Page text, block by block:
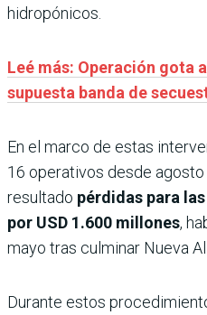
hidropónicos.
Leé más: Operación gota
supuesta banda de
En el marco de estas
16 operativos desde
resultado pérdidas para
por USD 1.600 millones,
mayo tras culminar Nueva
Durante estos